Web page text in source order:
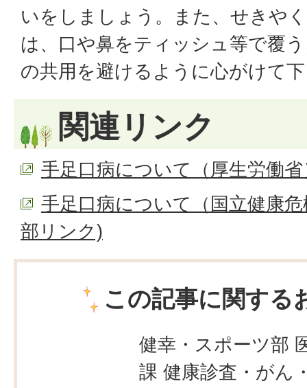
いをしましょう。また、せきや
は、口や鼻をティッシュ等で覆
の共用を避けるように心がけて
関連リンク
手足口病について（厚生労働
手足口病について（国立健康
部リンク)
この記事に関する
健幸・スポーツ部
課 健康診査・がん